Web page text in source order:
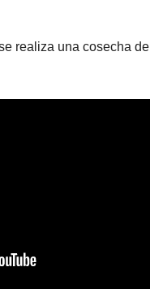
realiza una cosecha de